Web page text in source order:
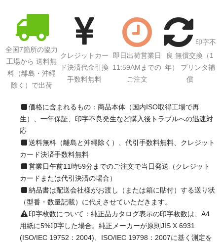
全国7箇所の協力
工場から 送料無
料（離島・沖縄
除く）で出荷
クレジットカー
ド決済代金引換
手数料無料
即日出荷営業日
11:59AMまでの
ご注文
印字不
良 無償交換（1
年） プリンタ補
償
価格に含まれるもの：商品本体（国内ISO取得工場で再
生）、一年保証、印字不良発生など購入後トラブルへの迅速対
応
送料無料（離島と沖縄除く）、代引手数料無料、クレジット
カード決済手数料無料
営業日午前11時59分までのご注文で当日発送（クレジット
カードまたは代引決済の場合）
納品書は配送会社様がお渡し（または箱に貼付）する送り状
（型番・数量記載）に代えさせていただきます。
印字枚数について：純正品カタログ表示の印字枚数は、A4
用紙に5%印字した場合。純正メーカーが原則JIS X 6931
(ISO/IEC 19752：2004)、ISO/IEC 19798：2007に基く測定を